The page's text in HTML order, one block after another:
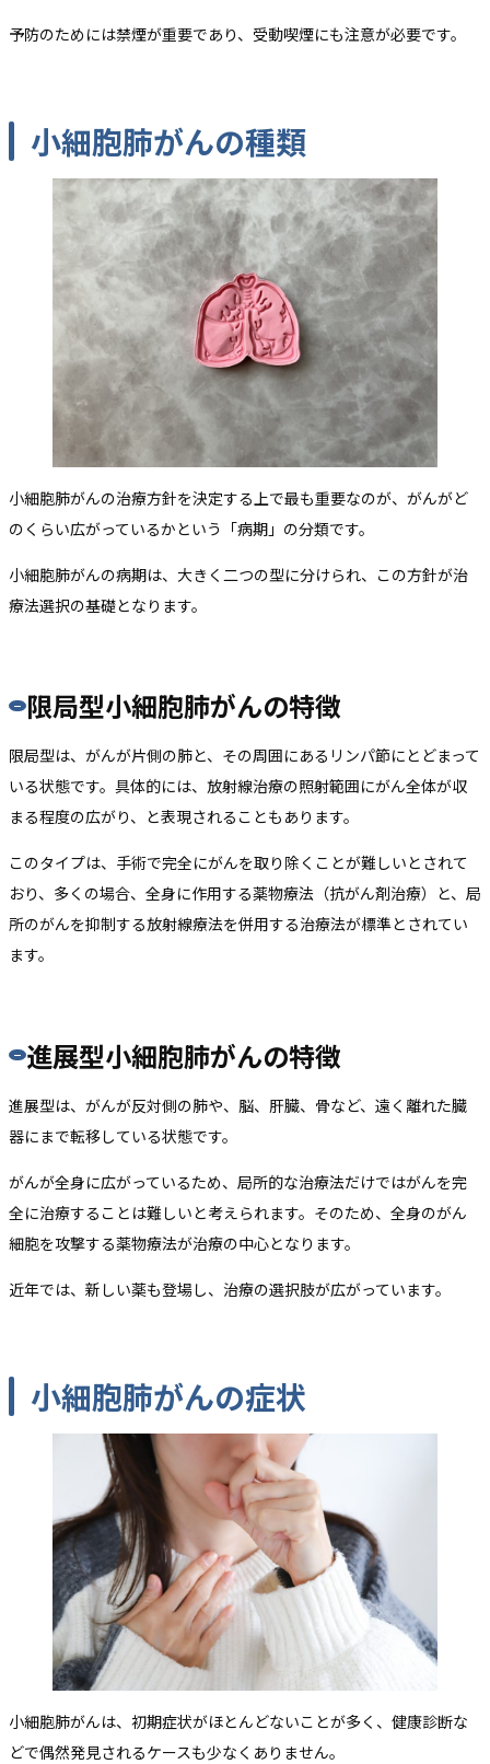
予防のためには禁煙が重要であり、受動喫煙にも注意が必要です。
小細胞肺がんの種類
小細胞肺がんの治療方針を決定する上で最も重要なのが、がんがど
のくらい広がっているかという「病期」の分類です。
小細胞肺がんの病期は、大きく二つの型に分けられ、この方針が治
療法選択の基礎となります。
限局型小細胞肺がんの特徴
限局型は、がんが片側の肺と、その周囲にあるリンパ節にとどまって
いる状態です。具体的には、放射線治療の照射範囲にがん全体が収
まる程度の広がり、と表現されることもあります。
このタイプは、手術で完全にがんを取り除くことが難しいとされて
おり、多くの場合、全身に作用する薬物療法（抗がん剤治療）と、局
所のがんを抑制する放射線療法を併用する治療法が標準とされてい
ます。
進展型小細胞肺がんの特徴
進展型は、がんが反対側の肺や、脳、肝臓、骨など、遠く離れた臓
器にまで転移している状態です。
がんが全身に広がっているため、局所的な治療法だけではがんを完
全に治療することは難しいと考えられます。そのため、全身のがん
細胞を攻撃する薬物療法が治療の中心となります。
近年では、新しい薬も登場し、治療の選択肢が広がっています。
小細胞肺がんの症状
小細胞肺がんは、初期症状がほとんどないことが多く、健康診断な
どで偶然発見されるケースも少なくありません。